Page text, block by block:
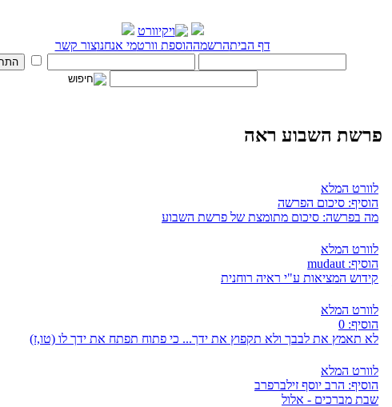
דף הביתהרשמההוספת וורטמי אנחנוצור קשר
פרשת השבוע ראה
לוורט המלא
הוסיף: סיכום הפרשה
מה בפרשה: סיכום מתומצת של פרשת השבוע
לוורט המלא
הוסיף: mudaut
קידוש המציאות ע"י ראיה רוחנית
לוורט המלא
הוסיף: 0
לא תאמץ את לבבך ולא תקפוץ את ידך... כי פתוח תפתח את ידך לו (טו,ז)
לוורט המלא
הוסיף: הרב יוסף זילברפרב
שבת מברכים - אלול